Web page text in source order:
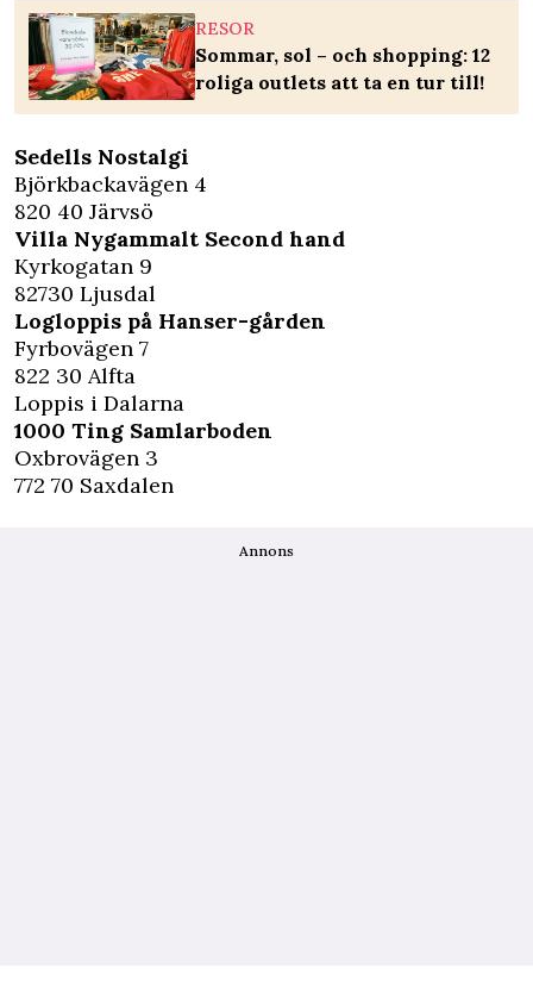
RESOR
Sommar, sol – och shopping: 12
roliga outlets att ta en tur till!
Sedells Nostalgi
Björkbackavägen 4
820 40 Järvsö
Villa Nygammalt Second hand
Kyrkogatan 9
82730 Ljusdal
Logloppis på Hanser-gården
Fyrbovägen 7
822 30 Alfta
Loppis i Dalarna
1000 Ting Samlarboden
Oxbrovägen 3
772 70 Saxdalen
Annons